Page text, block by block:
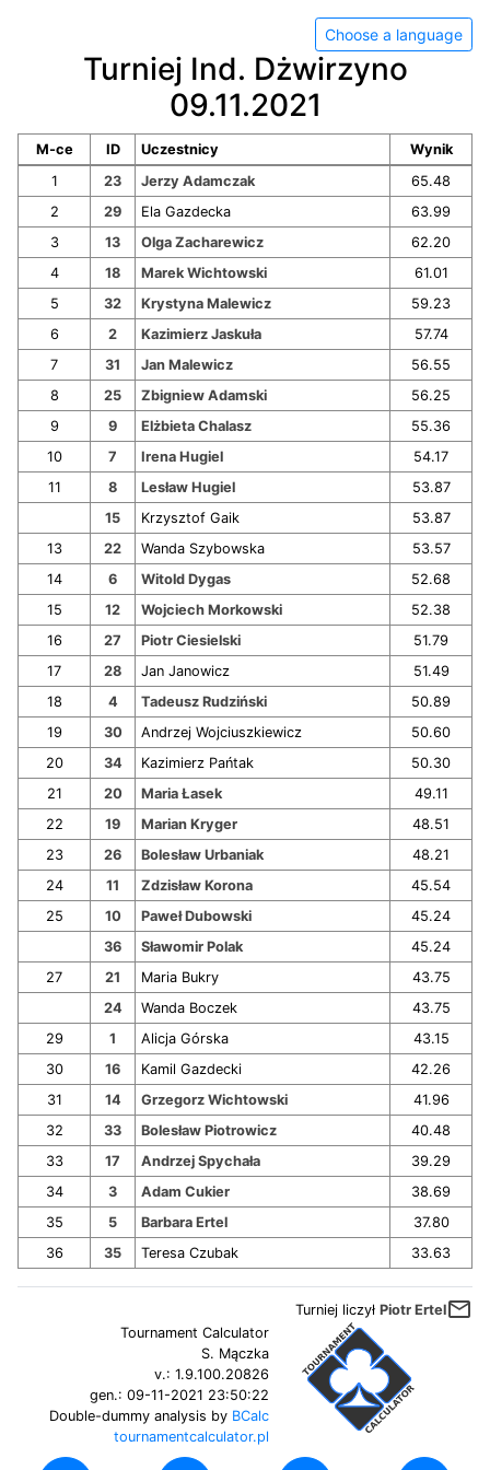
Choose a language
Turniej Ind. Dżwirzyno
09.11.2021
M-ce ID Uczestnicy
Wynik
1
23 Jerzy Adamczak
65.48
2
29 Ela Gazdecka
63.99
3
13 Olga Zacharewicz
62.20
4
18 Marek Wichtowski
61.01
5
32 Krystyna Malewicz
59.23
6
2 Kazimierz Jaskuła
57.74
7
31 Jan Malewicz
56.55
8
25 Zbigniew Adamski
56.25
9
9 Elżbieta Chalasz
55.36
10
7 Irena Hugiel
54.17
11
8 Lesław Hugiel
53.87
15
Krzysztof Gaik
53.87
13
22 Wanda Szybowska
53.57
14
6 Witold Dygas
52.68
15
12 Wojciech Morkowski
52.38
16
27 Piotr Ciesielski
51.79
17
28 Jan Janowicz
51.49
18
4 Tadeusz Rudziński
50.89
19
30 Andrzej Wojciuszkiewicz
50.60
20
34 Kazimierz Pańtak
50.30
21
20 Maria Łasek
49.11
22
19 Marian Kryger
48.51
23
26 Bolesław Urbaniak
48.21
24
11 Zdzisław Korona
45.54
25
10 Paweł Dubowski
45.24
36
Sławomir Polak
45.24
27
21 Maria Bukry
43.75
24
Wanda Boczek
43.75
29
1 Alicja Górska
43.15
30
16 Kamil Gazdecki
42.26
31
14 Grzegorz Wichtowski
41.96
32
33 Bolesław Piotrowicz
40.48
33
17 Andrzej Spychała
39.29
34
3 Adam Cukier
38.69
35
5 Barbara Ertel
37.80
36
35 Teresa Czubak 33.63
Turniej liczył Piotr Ertelmail_outline
Tournament Calculator
S. Mączka
v.:1.9.100.20826
gen.:09-11-2021 23:50:22
Double-dummy analysis by BCalc
tournamentcalculator.pl